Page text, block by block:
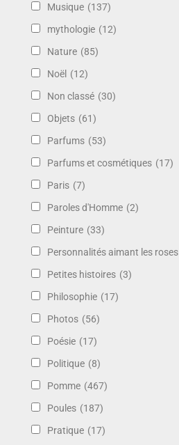
Musique (137)
mythologie (12)
Nature (85)
Noël (12)
Non classé (30)
Objets (61)
Parfums (53)
Parfums et cosmétiques (17)
Paris (7)
Paroles d'Homme (2)
Peinture (33)
Personnalités aimant les roses
Petites histoires (3)
Philosophie (17)
Photos (56)
Poésie (17)
Politique (8)
Pomme (467)
Poules (187)
Pratique (17)